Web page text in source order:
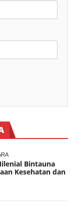
Bintauna
Kesehatan dan